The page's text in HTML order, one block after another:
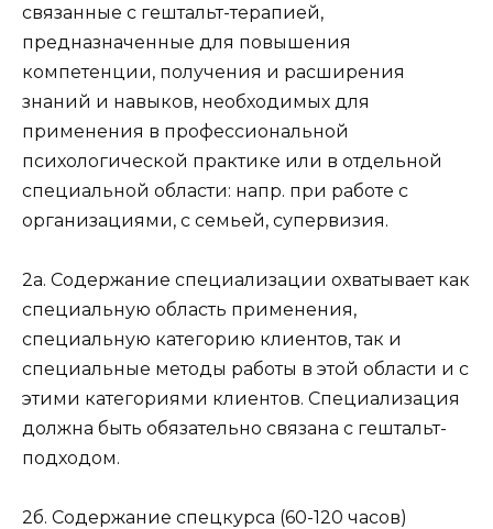
связанные с гештальт-терапией,
предназначенные для повышения
компетенции, получения и расширения
знаний и навыков, необходимых для
применения в профессиональной
психологической практике или в отдельной
специальной области: напр. при работе с
организациями, с семьей, супервизия.
2а. Содержание специализации охватывает как
специальную область применения,
специальную категорию клиентов, так и
специальные методы работы в этой области и с
этими категориями клиентов. Специализация
должна быть обязательно связана с гештальт-
подходом.
2б. Содержание спецкурса (60-120 часов)